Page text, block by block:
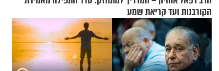
הקורבנות ועד קריאת שמע